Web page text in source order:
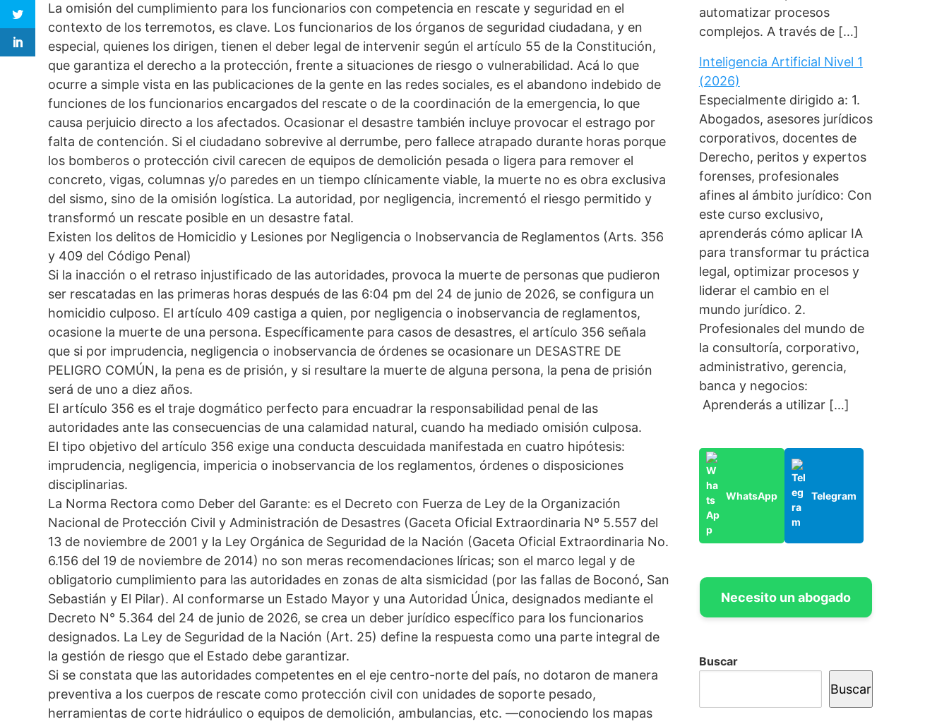
La omisión del cumplimiento para los funcionarios con competencia en rescate y seguridad en el
contexto de los terremotos, es clave. Los funcionarios de los órganos de seguridad ciudadana, y en
especial, quienes los dirigen, tienen el deber legal de intervenir según el artículo 55 de la Constitución,
que garantiza el derecho a la protección, frente a situaciones de riesgo o vulnerabilidad. Acá lo que
ocurre a simple vista en las publicaciones de la gente en las redes sociales, es el abandono indebido de
funciones de los funcionarios encargados del rescate o de la coordinación de la emergencia, lo que
causa perjuicio directo a los afectados. Ocasionar el desastre también incluye provocar el estrago por
falta de contención. Si el ciudadano sobrevive al derrumbe, pero fallece atrapado durante horas porque
los bomberos o protección civil carecen de equipos de demolición pesada o ligera para remover el
concreto, vigas, columnas y/o paredes en un tiempo clínicamente viable, la muerte no es obra exclusiva
del sismo, sino de la omisión logística. La autoridad, por negligencia, incrementó el riesgo permitido y
transformó un rescate posible en un desastre fatal.
Existen los delitos de Homicidio y Lesiones por Negligencia o Inobservancia de Reglamentos (Arts. 356
y 409 del Código Penal)
Si la inacción o el retraso injustificado de las autoridades, provoca la muerte de personas que pudieron
ser rescatadas en las primeras horas después de las 6:04 pm del 24 de junio de 2026, se configura un
homicidio culposo. El artículo 409 castiga a quien, por negligencia o inobservancia de reglamentos,
ocasione la muerte de una persona. Específicamente para casos de desastres, el artículo 356 señala
que si por imprudencia, negligencia o inobservancia de órdenes se ocasionare un DESASTRE DE
PELIGRO COMÚN, la pena es de prisión, y si resultare la muerte de alguna persona, la pena de prisión
será de uno a diez años.
El artículo 356 es el traje dogmático perfecto para encuadrar la responsabilidad penal de las
autoridades ante las consecuencias de una calamidad natural, cuando ha mediado omisión culposa.
El tipo objetivo del artículo 356 exige una conducta descuidada manifestada en cuatro hipótesis:
imprudencia, negligencia, impericia o inobservancia de los reglamentos, órdenes o disposiciones
disciplinarias.
La Norma Rectora como Deber del Garante: es el Decreto con Fuerza de Ley de la Organización
Nacional de Protección Civil y Administración de Desastres (Gaceta Oficial Extraordinaria Nº 5.557 del
13 de noviembre de 2001 y la Ley Orgánica de Seguridad de la Nación (Gaceta Oficial Extraordinaria No.
6.156 del 19 de noviembre de 2014) no son meras recomendaciones líricas; son el marco legal y de
obligatorio cumplimiento para las autoridades en zonas de alta sismicidad (por las fallas de Boconó, San
Sebastián y El Pilar). Al conformarse un Estado Mayor y una Autoridad Única, designados mediante el
Decreto N° 5.364 del 24 de junio de 2026, se crea un deber jurídico específico para los funcionarios
designados. La Ley de Seguridad de la Nación (Art. 25) define la respuesta como una parte integral de
la gestión de riesgo que el Estado debe garantizar.
Si se constata que las autoridades competentes en el eje centro-norte del país, no dotaron de manera
preventiva a los cuerpos de rescate como protección civil con unidades de soporte pesado,
herramientas de corte hidráulico o equipos de demolición, ambulancias, etc. —conociendo los mapas
automatizar procesos
complejos. A través de […]
Inteligencia Artificial Nivel 1
(2026)
Especialmente dirigido a: 1.
Abogados, asesores jurídicos
corporativos, docentes de
Derecho, peritos y expertos
forenses, profesionales
afines al ámbito jurídico: Con
este curso exclusivo,
aprenderás cómo aplicar IA
para transformar tu práctica
legal, optimizar procesos y
liderar el cambio en el
mundo jurídico. 2.
Profesionales del mundo de
la consultoría, corporativo,
administrativo, gerencia,
banca y negocios:
Aprenderás a utilizar […]
WhatsApp Telegram
Necesito un abogado
Buscar
Buscar